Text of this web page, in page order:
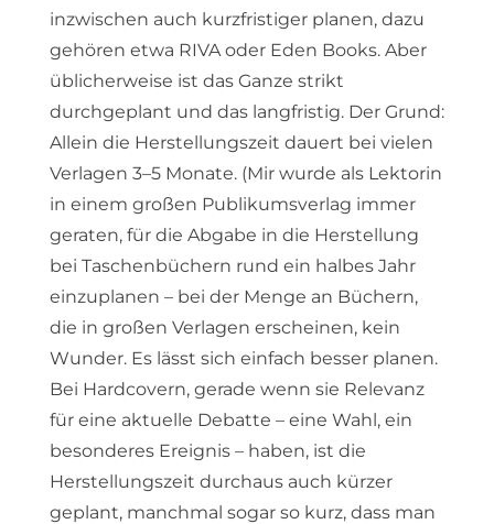
inzwischen auch kurzfristiger planen, dazu
gehören etwa RIVA oder Eden Books. Aber
üblicherweise ist das Ganze strikt
durchgeplant und das langfristig. Der Grund:
Allein die Herstellungszeit dauert bei vielen
Verlagen 3–5 Monate. (Mir wurde als Lektorin
in einem großen Publikumsverlag immer
geraten, für die Abgabe in die Herstellung
bei Taschenbüchern rund ein halbes Jahr
einzuplanen – bei der Menge an Büchern,
die in großen Verlagen erscheinen, kein
Wunder. Es lässt sich einfach besser planen.
Bei Hardcovern, gerade wenn sie Relevanz
für eine aktuelle Debatte – eine Wahl, ein
besonderes Ereignis – haben, ist die
Herstellungszeit durchaus auch kürzer
geplant, manchmal sogar so kurz, dass man